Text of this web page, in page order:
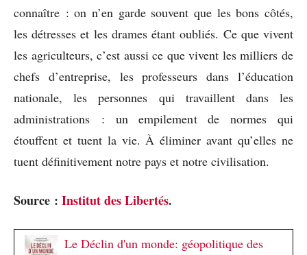
connaître : on n’en garde souvent que les bons côtés,
les détresses et les drames étant oubliés. Ce que vivent
les agriculteurs, c’est aussi ce que vivent les milliers de
chefs d’entreprise, les professeurs dans l’éducation
nationale, les personnes qui travaillent dans les
administrations : un empilement de normes qui
étouffent et tuent la vie. À éliminer avant qu’elles ne
tuent définitivement notre pays et notre civilisation.
Source : Institut des Libertés.
Le Déclin d'un monde: géopolitique des